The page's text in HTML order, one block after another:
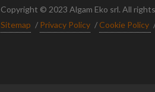
Copyright © 2023 Algam Eko srl. All
Sitemap / Privacy Policy / Cookie Policy